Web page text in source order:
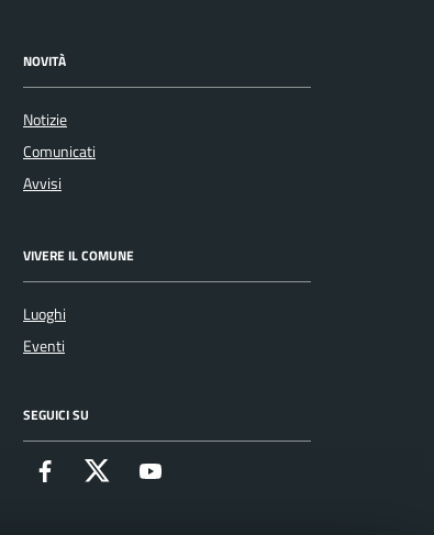
NOVITÀ
Notizie
Comunicati
Avvisi
VIVERE IL COMUNE
Luoghi
Eventi
SEGUICI SU
Facebook